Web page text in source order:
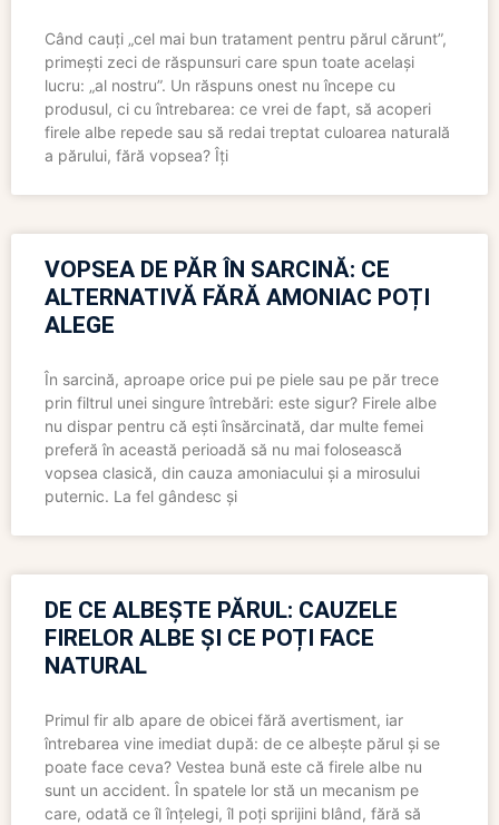
Când cauți „cel mai bun tratament pentru părul cărunt”,
primești zeci de răspunsuri care spun toate același
lucru: „al nostru”. Un răspuns onest nu începe cu
produsul, ci cu întrebarea: ce vrei de fapt, să acoperi
firele albe repede sau să redai treptat culoarea naturală
a părului, fără vopsea? Îți
VOPSEA DE PĂR ÎN SARCINĂ: CE
ALTERNATIVĂ FĂRĂ AMONIAC POȚI
ALEGE
În sarcină, aproape orice pui pe piele sau pe păr trece
prin filtrul unei singure întrebări: este sigur? Firele albe
nu dispar pentru că ești însărcinată, dar multe femei
preferă în această perioadă să nu mai folosească
vopsea clasică, din cauza amoniacului și a mirosului
puternic. La fel gândesc și
DE CE ALBEȘTE PĂRUL: CAUZELE
FIRELOR ALBE ȘI CE POȚI FACE
NATURAL
Primul fir alb apare de obicei fără avertisment, iar
întrebarea vine imediat după: de ce albește părul și se
poate face ceva? Vestea bună este că firele albe nu
sunt un accident. În spatele lor stă un mecanism pe
care, odată ce îl înțelegi, îl poți sprijini blând, fără să